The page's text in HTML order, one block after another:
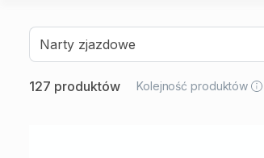
127 produktów Kolejność produktów